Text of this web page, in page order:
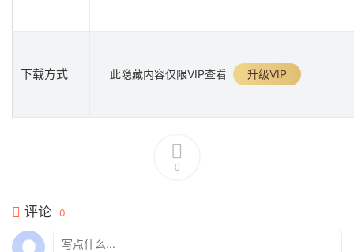
下载方式 此隐藏内容仅限VIP查看 升级VIP
0
评论 0